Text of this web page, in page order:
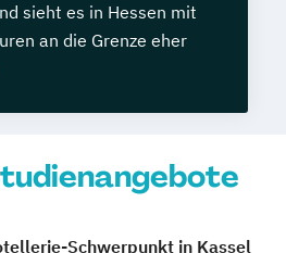
sieht es in Hessen mit
an die Grenze eher
Schwerpunkt in Kassel